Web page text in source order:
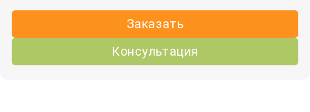
Заказать
Консультация